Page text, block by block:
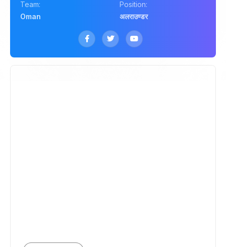
Team:
Oman
Position:
अलराउण्डर